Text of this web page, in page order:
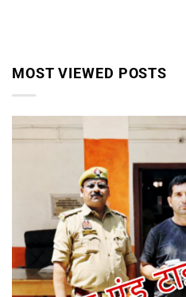
MOST VIEWED POSTS